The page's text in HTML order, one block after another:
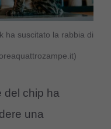
ha suscitato la rabbia di
del chip ha
una